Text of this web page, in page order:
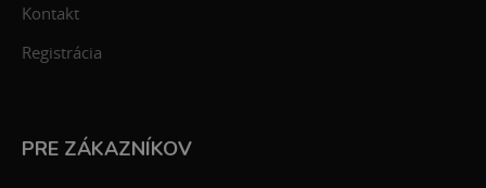
Kontakt
Registrácia
PRE ZÁKAZNÍKOV